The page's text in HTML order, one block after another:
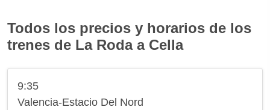
Todos los precios y horarios de los
trenes de La Roda a Cella
9:35
Valencia-Estacio Del Nord